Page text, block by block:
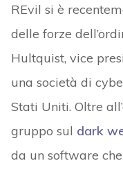
REvil si è
delle forze
Hultquist, vice
una società di
Stati Uniti. Oltre
gruppo sul dark
da un software